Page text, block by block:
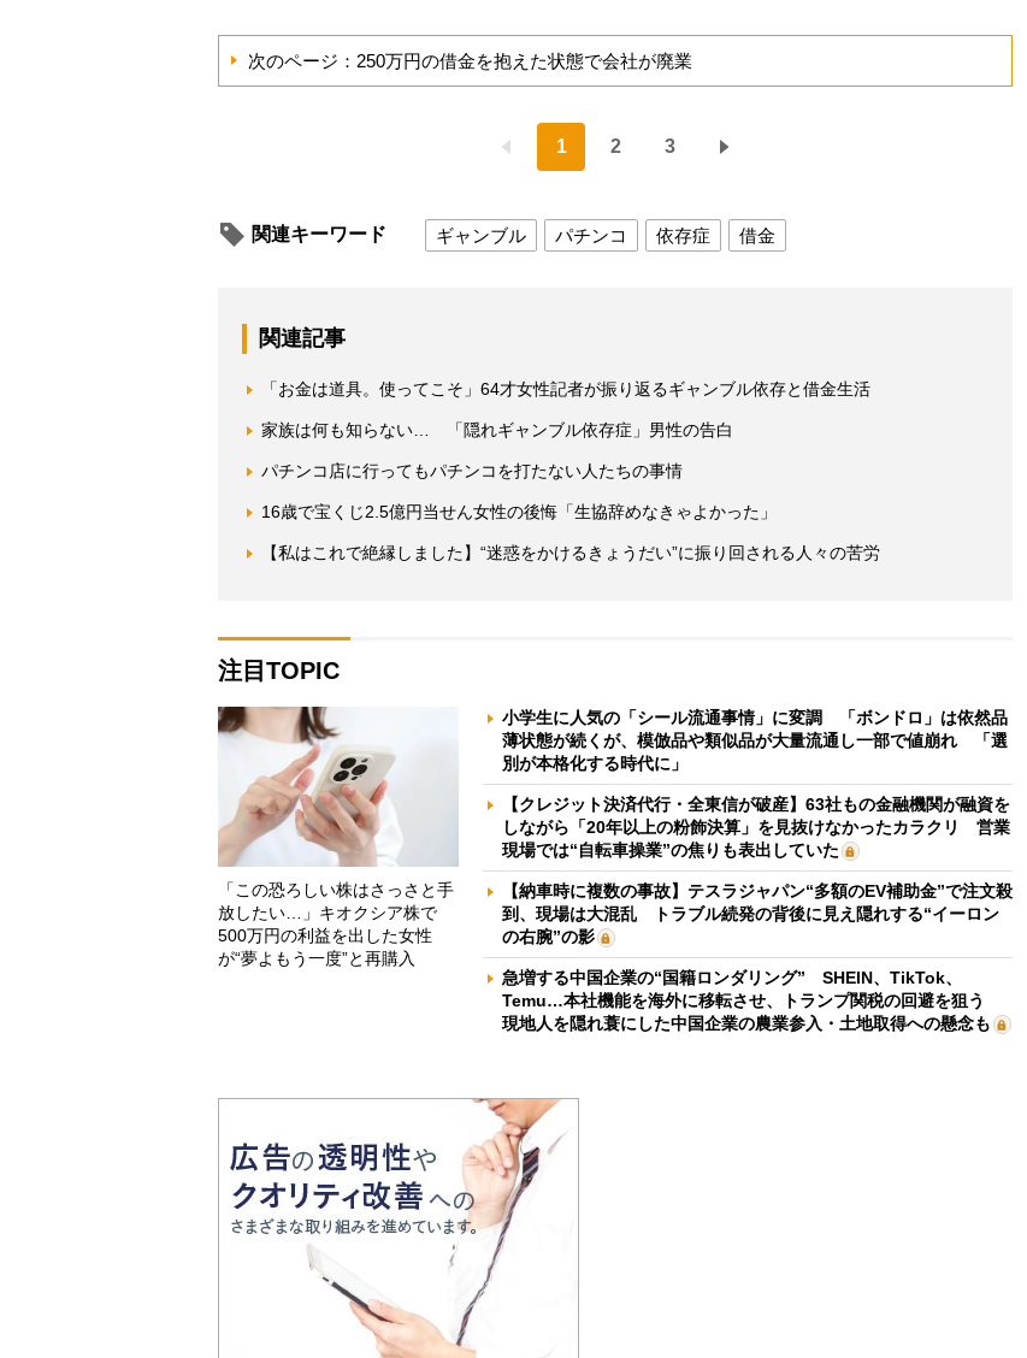
次のページ：250万円の借金を抱えた状態で会社が廃業
1 2 3
関連キーワード ギャンブル パチンコ 依存症 借金
関連記事
「お金は道具。使ってこそ」64才女性記者が振り返るギャンブル依存と借金生活
家族は何も知らない… 「隠れギャンブル依存症」男性の告白
パチンコ店に行ってもパチンコを打たない人たちの事情
16歳で宝くじ2.5億円当せん女性の後悔「生協辞めなきゃよかった」
【私はこれで絶縁しました】“迷惑をかけるきょうだい”に振り回される人々の苦労
注目TOPIC
「この恐ろしい株はさっさと手
放したい…」キオクシア株で
500万円の利益を出した女性
が“夢よもう一度”と再購入
小学生に人気の「シール流通事情」に変調 「ボンドロ」は依然品
薄状態が続くが、模倣品や類似品が大量流通し一部で値崩れ 「選
別が本格化する時代に」
【クレジット決済代行・全東信が破産】63社もの金融機関が融資を
しながら「20年以上の粉飾決算」を見抜けなかったカラクリ 営業
現場では“自転車操業”の焦りも表出していた
【納車時に複数の事故】テスラジャパン“多額のEV補助金”で注文殺
到、現場は大混乱 トラブル続発の背後に見え隠れする“イーロン
の右腕”の影
急増する中国企業の“国籍ロンダリング” SHEIN、TikTok、
Temu…本社機能を海外に移転させ、トランプ関税の回避を狙う
現地人を隠れ蓑にした中国企業の農業参入・土地取得への懸念も